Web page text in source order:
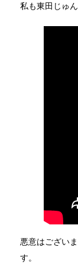
私も東田じゅ
悪意はござい
す。